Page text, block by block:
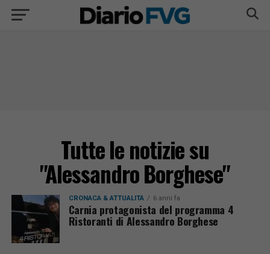
Tutte le notizie su
"Alessandro Borghese"
CRONACA & ATTUALITÀ 6 anni fa
Carnia protagonista del programma 4
Ristoranti di Alessandro Borghese